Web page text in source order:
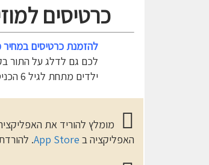
כרטיסים
להזמנת כרטיסים במחיר
לכם גם לדלג על התור
ילדים מתחת לגיל 6 הכניסה ללא עלות.
האפליקציה ב App Store
.